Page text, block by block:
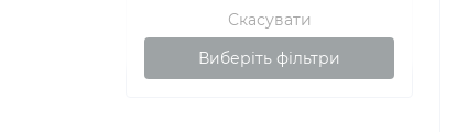
Скасувати
Виберіть фільтри